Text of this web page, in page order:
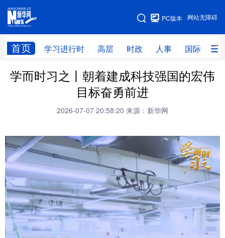
网站无障碍
PC版本
首页 学习进行时 高层 时政 人事 国际 财
网站地图
学习进行时 高层 时政 人事
财经 网评
科技 科创 体育
书画 健康 军事
访谈 视频 图片 政务
法律 中央文件 金融
食品 信息化
学而时习之丨朝着建成科技强国的宏伟
目标奋勇前进
2026-07-07 20:58:20 来源：新华网